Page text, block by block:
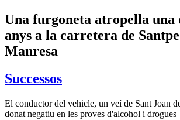
Una furgoneta atropella una
anys a la carretera de
Manresa
Successos
El conductor del vehicle, un veí de Sant Joan
donat negatiu en les proves d'alcohol i drogues